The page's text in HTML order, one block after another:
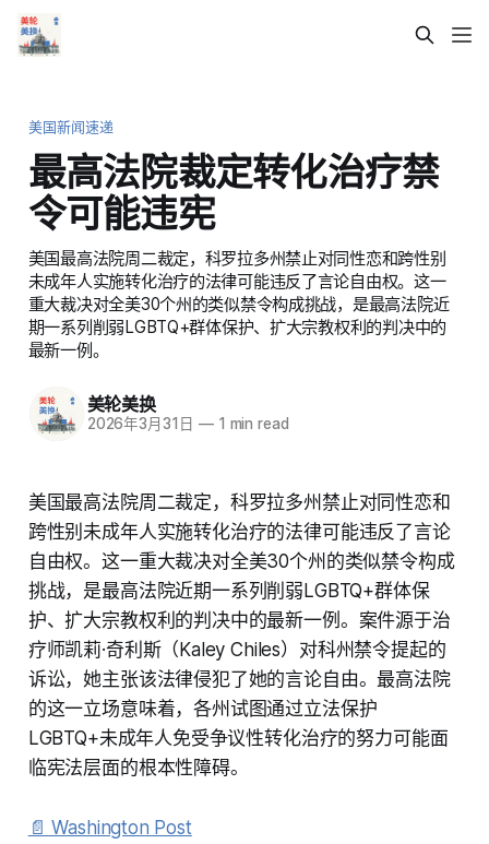
美国新闻速递
最高法院裁定转化治疗禁
令可能违宪
美国最高法院周二裁定，科罗拉多州禁止对同性恋和跨性别
未成年人实施转化治疗的法律可能违反了言论自由权。这一
重大裁决对全美30个州的类似禁令构成挑战，是最高法院近
期一系列削弱LGBTQ+群体保护、扩大宗教权利的判决中的
最新一例。
美轮美换
2026年3月31日 —1 min read
美国最高法院周二裁定，科罗拉多州禁止对同性恋和
跨性别未成年人实施转化治疗的法律可能违反了言论
自由权。这一重大裁决对全美30个州的类似禁令构成
挑战，是最高法院近期一系列削弱LGBTQ+群体保
护、扩大宗教权利的判决中的最新一例。案件源于治
疗师凯莉·奇利斯（Kaley Chiles）对科州禁令提起的
诉讼，她主张该法律侵犯了她的言论自由。最高法院
的这一立场意味着，各州试图通过立法保护
LGBTQ+未成年人免受争议性转化治疗的努力可能面
临宪法层面的根本性障碍。
📄 Washington Post